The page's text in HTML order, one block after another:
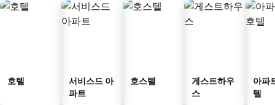
호텔
서비스드 아
파트
호스텔
게스트하우
스
아파
텔